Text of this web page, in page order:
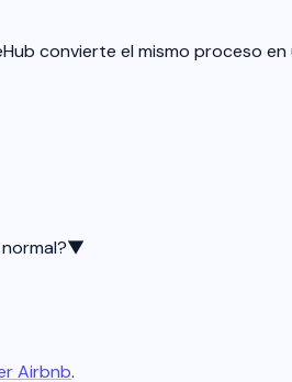
convierte el mismo proceso
▼
Airbnb.